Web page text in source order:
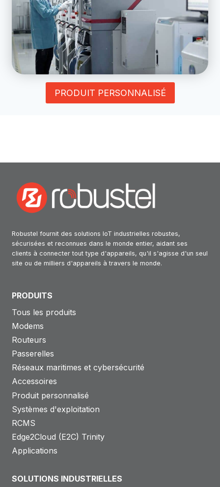
PRODUIT PERSONNALISÉ
Robustel fournit des solutions IoT industrielles robustes,
sécurisées et reconnues dans le monde entier, aidant ses
clients à connecter tout type d'appareils, qu'il s'agisse d'un seul
site ou de milliers d'appareils à travers le monde.
PRODUITS
Tous les produits
Modems
Routeurs
Passerelles
Réseaux maritimes et cybersécurité
Accessoires
Produit personnalisé
Systèmes d'exploitation
RCMS
Edge2Cloud (E2C) Trinity
Applications
SOLUTIONS INDUSTRIELLES